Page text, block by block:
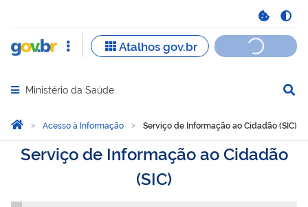
Abrir menu principal de navegação
Ministério da Saúde
Você está aqui:
Página Inicial
Acesso à Informação Serviço de Informação ao Cidadão (SIC)
Serviço de Informação ao Cidadão
(SIC)